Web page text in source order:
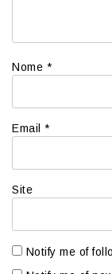
Nome *
Email *
Site
Notify me of